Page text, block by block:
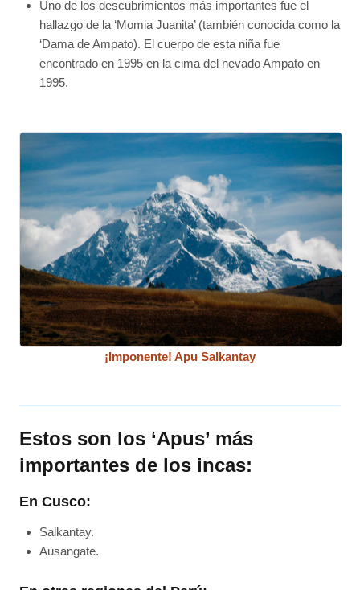
Uno de los descubrimientos más importantes fue el
hallazgo de la ‘Momia Juanita’ (también conocida como la
‘Dama de Ampato). El cuerpo de esta niña fue
encontrado en 1995 en la cima del nevado Ampato en
1995.
¡Imponente! Apu Salkantay
Estos son los ‘Apus’ más
importantes de los incas:
En Cusco:
Salkantay.
Ausangate.